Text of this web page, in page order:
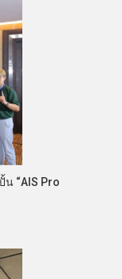
“AIS Pro